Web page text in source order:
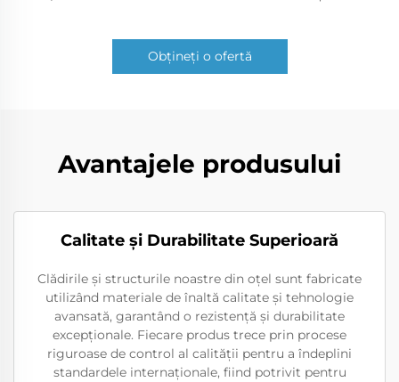
Obțineți o ofertă
Avantajele produsului
Calitate și Durabilitate Superioară
Clădirile și structurile noastre din oțel sunt fabricate
utilizând materiale de înaltă calitate și tehnologie
avansată, garantând o rezistență și durabilitate
excepționale. Fiecare produs trece prin procese
riguroase de control al calității pentru a îndeplini
standardele internaționale, fiind potrivit pentru